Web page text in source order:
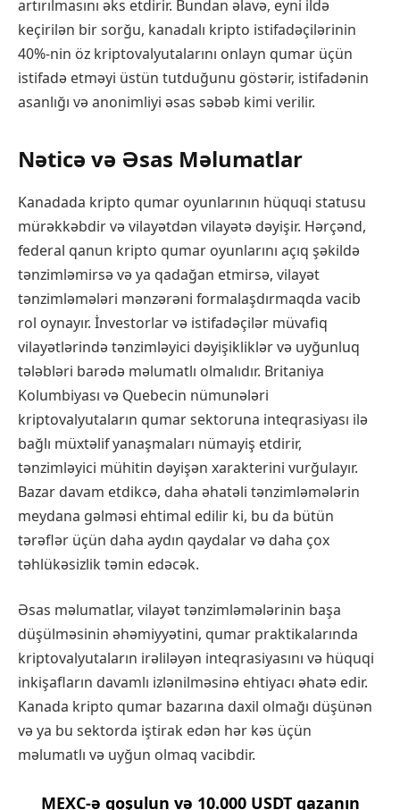
artırılmasını əks etdirir. Bundan əlavə, eyni ildə
keçirilən bir sorğu, kanadalı kripto istifadəçilərinin
40%-nin öz kriptovalyutalarını onlayn qumar üçün
istifadə etməyi üstün tutduğunu göstərir, istifadənin
asanlığı və anonimliyi əsas səbəb kimi verilir.
Nəticə və Əsas Məlumatlar
Kanadada kripto qumar oyunlarının hüquqi statusu
mürəkkəbdir və vilayətdən vilayətə dəyişir. Hərçənd,
federal qanun kripto qumar oyunlarını açıq şəkildə
tənzimləmirsə və ya qadağan etmirsə, vilayət
tənzimləmələri mənzərəni formalaşdırmaqda vacib
rol oynayır. İnvestorlar və istifadəçilər müvafiq
vilayətlərində tənzimləyici dəyişikliklər və uyğunluq
tələbləri barədə məlumatlı olmalıdır. Britaniya
Kolumbiyası və Quebecin nümunələri
kriptovalyutaların qumar sektoruna inteqrasiyası ilə
bağlı müxtəlif yanaşmaları nümayiş etdirir,
tənzimləyici mühitin dəyişən xarakterini vurğulayır.
Bazar davam etdikcə, daha əhatəli tənzimləmələrin
meydana gəlməsi ehtimal edilir ki, bu da bütün
tərəflər üçün daha aydın qaydalar və daha çox
təhlükəsizlik təmin edəcək.
Əsas məlumatlar, vilayət tənzimləmələrinin başa
düşülməsinin əhəmiyyətini, qumar praktikalarında
kriptovalyutaların irəliləyən inteqrasiyasını və hüquqi
inkişafların davamlı izlənilməsinə ehtiyacı əhatə edir.
Kanada kripto qumar bazarına daxil olmağı düşünən
və ya bu sektorda iştirak edən hər kəs üçün
məlumatlı və uyğun olmaq vacibdir.
MEXC-ə qoşulun və 10.000 USDT qazanın